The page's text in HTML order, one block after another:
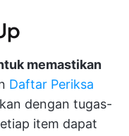
memastikan
Daftar Periksa
dengan tugas-
item dapat